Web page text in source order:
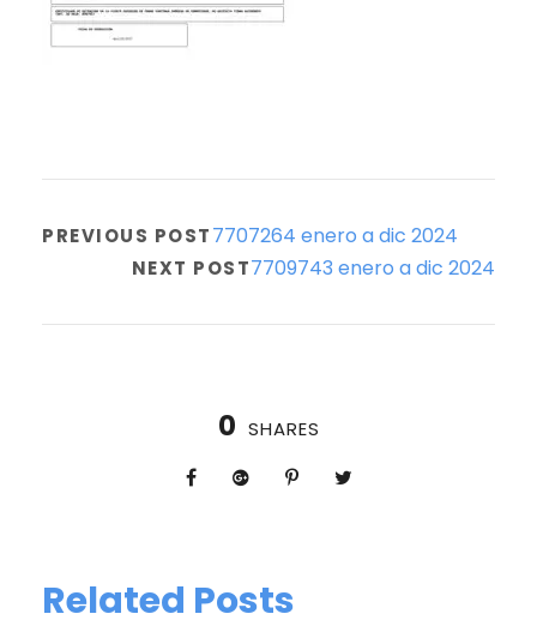
PREVIOUS POST7707264 enero a dic 2024
NEXT POST7709743 enero a dic 2024
0 SHARES
Related Posts